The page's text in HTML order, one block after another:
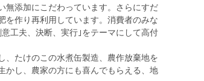
無添加にこだわっています。さらにすだ
を作り再利用しています。消費者のみな
工夫、決断、実行｣をテーマにして高付
、たけのこの水煮缶製造、農作放棄地を
かし、農家の方にも喜んでもらえる、地